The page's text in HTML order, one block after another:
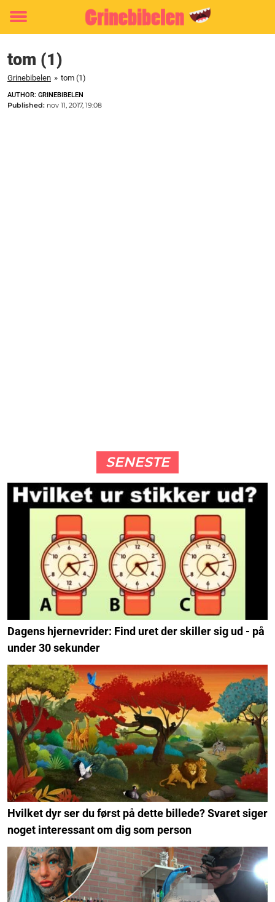
Toggle
tom (1)
Grinebibelen » tom (1)
AUTHOR: GRINEBIBELEN
Published: nov 11, 2017, 19:08
SENESTE
Dagens hjernevrider: Find uret der skiller sig ud - på
under 30 sekunder
Hvilket dyr ser du først på dette billede? Svaret siger
noget interessant om dig som person